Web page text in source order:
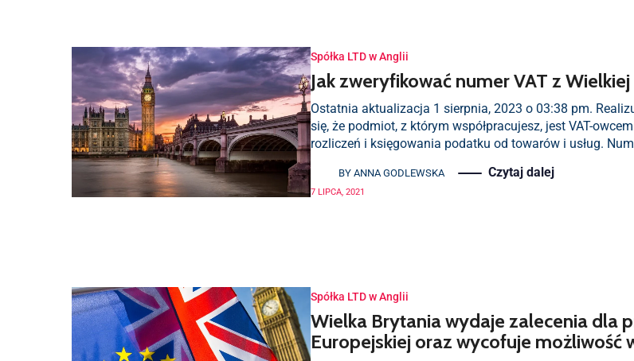
Spółka LTD w Anglii
Jak zweryfikować numer VAT z
Ostatnia aktualizacja 1 sierpnia, 2023 o 03:38 pm.
się, że podmiot, z którym współpracujesz, jest VAT-
rozliczeń i księgowania podatku od towarów i usług.
BY ANNA GODLEWSKA Czytaj dalej
7 LIPCA, 2021
Spółka LTD w Anglii
Wielka Brytania wydaje zalecenia dla
Europejskiej oraz wycofuje możliwość